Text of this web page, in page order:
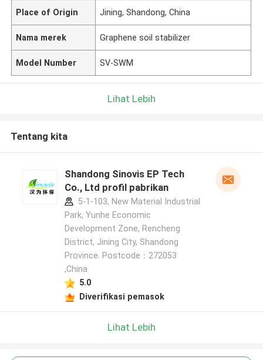
Place of Origin Jining, Shandong, China
Nama merek Graphene soil stabilizer
Model Number SV-SWM
Lihat Lebih
Tentang kita
Shandong Sinovis EP Tech
Co., Ltd profil pabrikan
5-1-103, New Material Industrial
Park, Yunhe Economic
Development Zone, Rencheng
District, Jining City, Shandong
Province. Postcode：272053
,China
5.0
Diverifikasi pemasok
Lihat Lebih